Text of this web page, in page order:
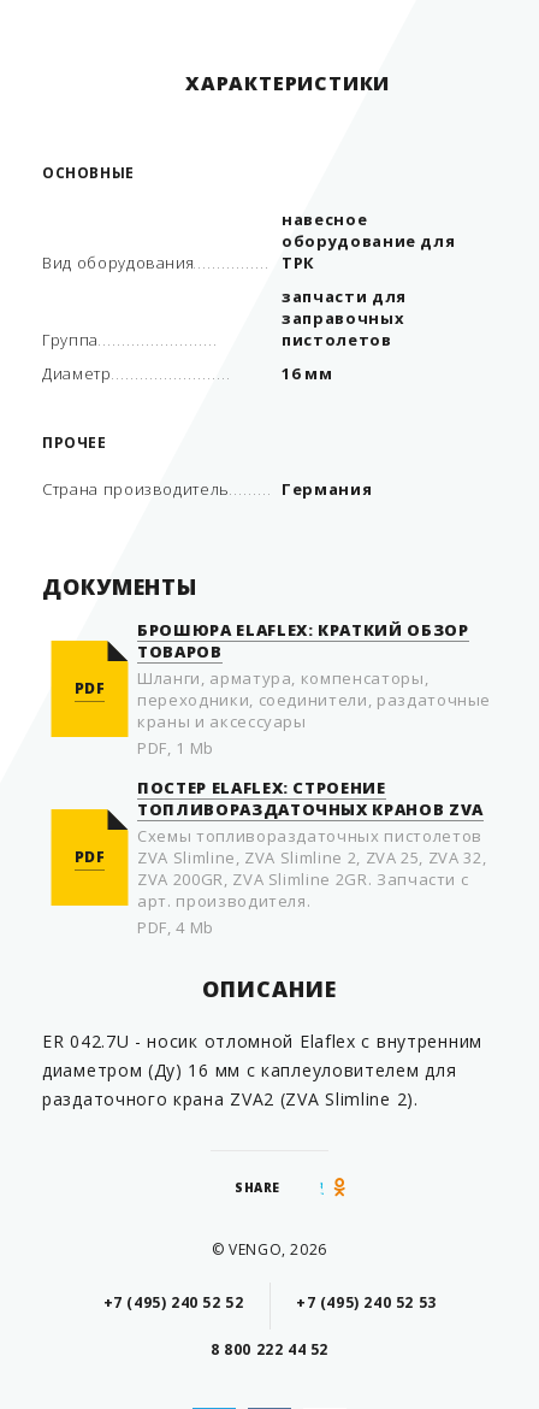
ХАРАКТЕРИСТИКИ
ОСНОВНЫЕ
Вид оборудования
навесное
оборудование для
ТРК
Группа
запчасти для
заправочных
пистолетов
Диаметр
16 мм
ПРОЧЕЕ
Страна производитель Германия
ДОКУМЕНТЫ
PDF
БРОШЮРА ELAFLEX: КРАТКИЙ ОБЗОР
ТОВАРОВ
Шланги, арматура, компенсаторы,
переходники, соединители, раздаточные
краны и аксессуары
PDF, 1 Mb
PDF
ПОСТЕР ELAFLEX: СТРОЕНИЕ
ТОПЛИВОРАЗДАТОЧНЫХ КРАНОВ ZVA
Схемы топливораздаточных пистолетов
ZVA Slimline, ZVA Slimline 2, ZVA 25, ZVA 32,
ZVA 200GR, ZVA Slimline 2GR. Запчасти с
арт. производителя.
PDF, 4 Mb
ОПИСАНИЕ
ER 042.7U - носик отломной Elaflex c внутренним
диаметром (Ду) 16 мм с каплеуловителем для
раздаточного крана ZVA2 (ZVA Slimline 2).
SHARE
© VENGO, 2026
+7 (495) 240 52 52 +7 (495) 240 52 53
8 800 222 44 52